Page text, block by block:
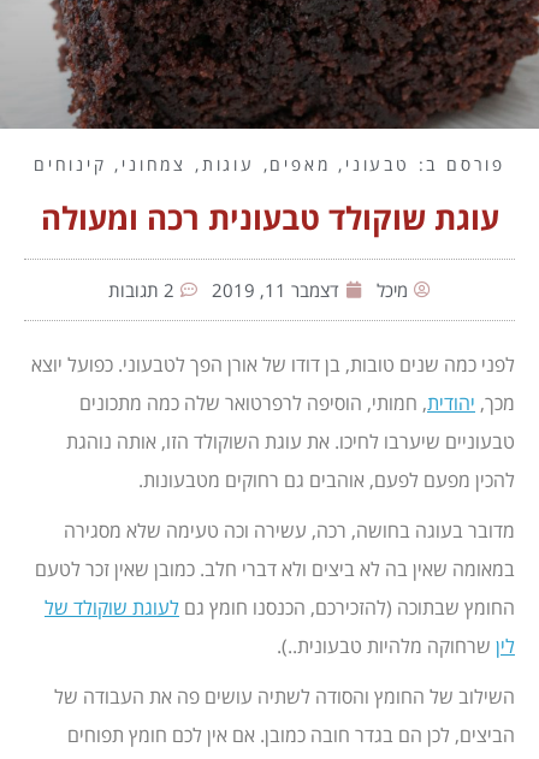
פורסם ב: טבעוני , מאפים, עוגות, צמחוני , קינוחים
עוגת שוקולד טבעונית רכה ומעולה
מיכל דצמבר 11, 2019 2 תגובות
לפני כמה שנים טובות, בן דודו של אורן הפך לטבעוני. כפועל יוצא
מכך, יהודית, חמותי, הוסיפה לרפרטואר שלה כמה מתכונים
טבעוניים שיערבו לחיכו. את עוגת השוקולד הזו, אותה נוהגת
להכין מפעם לפעם, אוהבים גם רחוקים מטבעונות.
מדובר בעוגה בחושה, רכה, עשירה וכה טעימה שלא מסגירה
במאומה שאין בה לא ביצים ולא דברי חלב. כמובן שאין זכר לטעם
החומץ שבתוכה (להזכירכם, הכנסנו חומץ גם לעוגת שוקולד של
לין שרחוקה מלהיות טבעונית..).
השילוב של החומץ והסודה לשתיה עושים פה את העבודה של
הביצים, לכן הם בגדר חובה כמובן. אם אין לכם חומץ תפוחים